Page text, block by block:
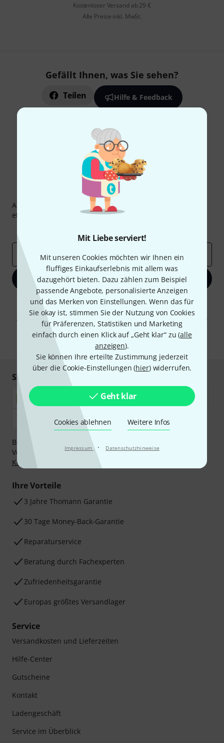
Mit Liebe serviert!
Mit unseren Cookies möchten wir Ihnen ein
fluffiges Einkaufserlebnis mit allem was
dazugehört bieten. Dazu zählen zum Beispiel
passende Angebote, personalisierte Anzeigen
und das Merken von Einstellungen. Wenn das für
Sie okay ist, stimmen Sie der Nutzung von Cookies
für Präferenzen, Statistiken und Marketing
einfach durch einen Klick auf „Geht klar“ zu (alle
anzeigen).
Sie können Ihre erteilte Zustimmung jederzeit
über die Cookie-Einstellungen (hier) widerrufen.
Geht klar
Cookies ablehnen Weitere Infos
Impressum · Datenschutzhinweise
Kostenloser Versand ab 29 €
Alle Preise inkl. MwSt.
Gefällt Ihnen, was Sie sehen?
Teilen Hilfe & Feedback
Thomann Newsletter
Abonniere den Thomann Newsletter und gewinne mit
etwas Glück einen von50 Gutscheinen
E-Mail-Adresse*
Jetzt anmelden
Mit Klick auf „Jetzt anmelden“ stimmen Sie dem Erhalt von E-Mail-
Werbung und einer Messung des E-Mail-Nutzungsverhaltens zu. Die
Abmeldung ist jederzeit möglich. Weitere Informationen finden Sie in
unserenDatenschutzhinweisen.
* Pflichtfeld
Sicher einkaufen & bezahlen
Bezahlen Sie vertraulich und sicher per Nachnahme,
Vorkasse, PayPal, Amazon Pay,Klarna Sofort bezahlen
Klarna Ratenzahlung
oder Kreditkarte.
Ihre Vorteile
3 Jahre Thomann Garantie
30 Tage Money-Back-Garantie
Reparaturservice
Beratung durch Fachexperten
Zufriedenheitsgarantie
Europas größtes Versandlager
Service
Versandkosten und Lieferzeiten
Hilfe-Center
Gutscheine
Kontakt
Ladengeschäft
Service im Überblick